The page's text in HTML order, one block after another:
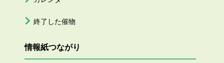
終了した催物
情報紙つながり